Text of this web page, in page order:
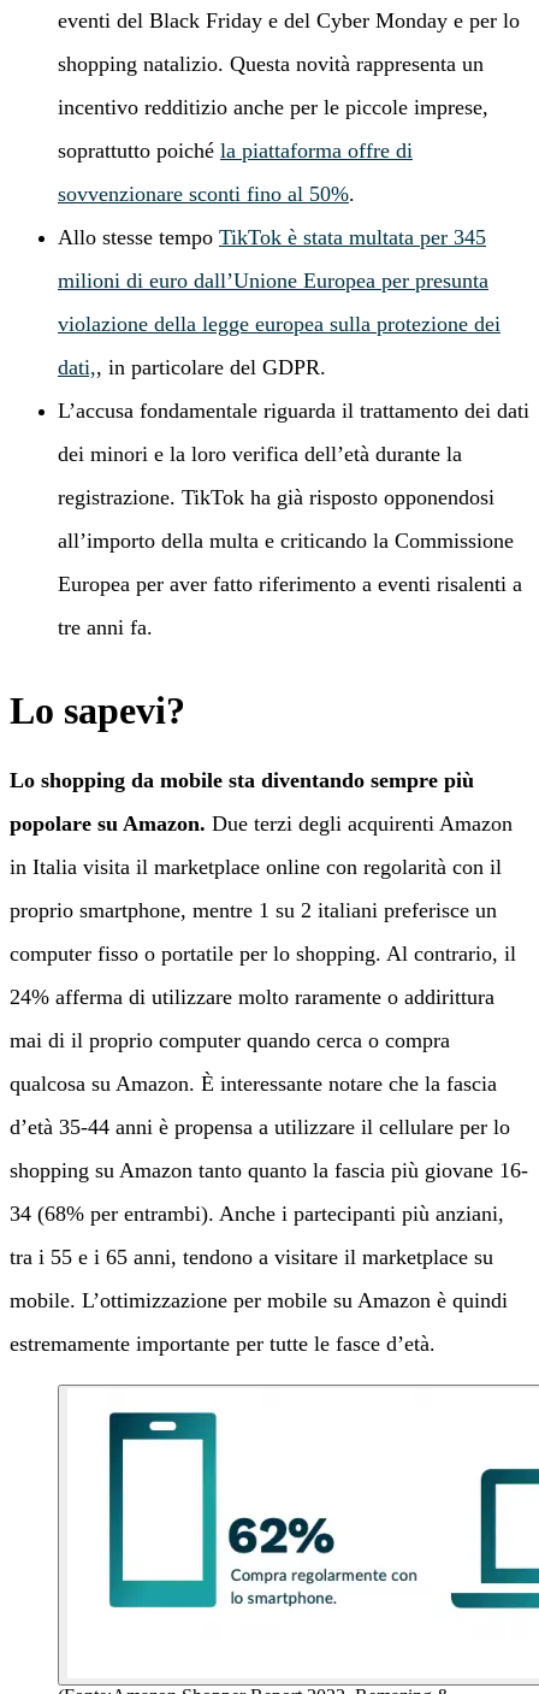
eventi del Black Friday e del Cyber Monday e per lo
shopping natalizio. Questa novità rappresenta un
incentivo redditizio anche per le piccole imprese,
soprattutto poiché la piattaforma offre di
sovvenzionare sconti fino al 50%.
Allo stesse tempo TikTok è stata multata per 345
milioni di euro dall’Unione Europea per presunta
violazione della legge europea sulla protezione dei
dati,, in particolare del GDPR.
L’accusa fondamentale riguarda il trattamento dei dati
dei minori e la loro verifica dell’età durante la
registrazione. TikTok ha già risposto opponendosi
all’importo della multa e criticando la Commissione
Europea per aver fatto riferimento a eventi risalenti a
tre anni fa.
Lo sapevi?
Lo shopping da mobile sta diventando sempre più
popolare su Amazon. Due terzi degli acquirenti Amazon
in Italia visita il marketplace online con regolarità con il
proprio smartphone, mentre 1 su 2 italiani preferisce un
computer fisso o portatile per lo shopping. Al contrario, il
24% afferma di utilizzare molto raramente o addirittura
mai di il proprio computer quando cerca o compra
qualcosa su Amazon. È interessante notare che la fascia
d’età 35-44 anni è propensa a utilizzare il cellulare per lo
shopping su Amazon tanto quanto la fascia più giovane 16-
34 (68% per entrambi). Anche i partecipanti più anziani,
tra i 55 e i 65 anni, tendono a visitare il marketplace su
mobile. L’ottimizzazione per mobile su Amazon è quindi
estremamente importante per tutte le fasce d’età.